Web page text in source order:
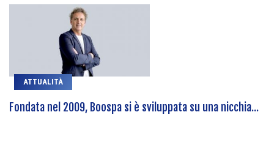
ATTUALITÀ
Fondata nel 2009, Boospa si è sviluppata su una nicchia...